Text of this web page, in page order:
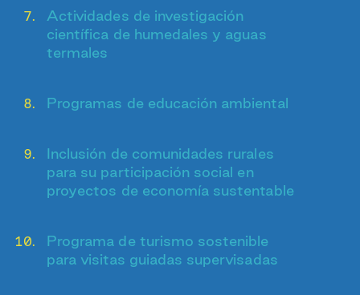
Actividades de investigación
científica de humedales y aguas
termales
Programas de educación ambiental
Inclusión de comunidades rurales
para su participación social en
proyectos de economía sustentable
Programa de turismo sostenible
para visitas guiadas supervisadas